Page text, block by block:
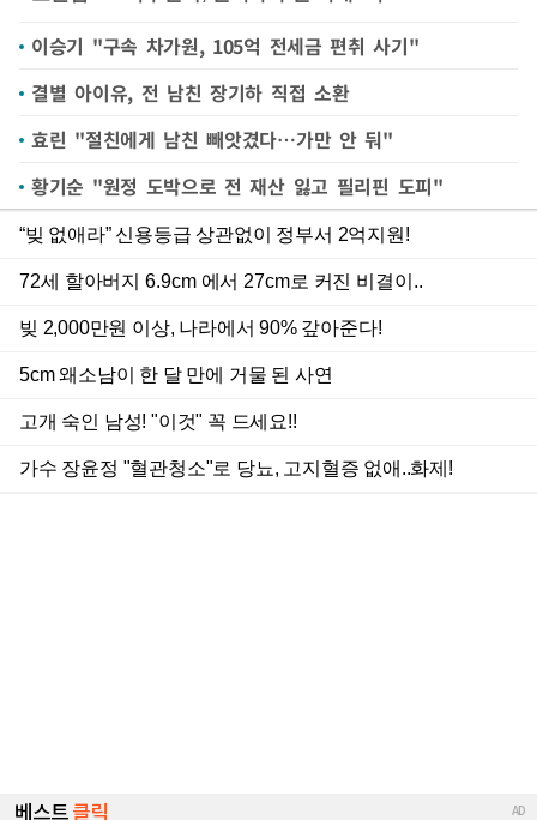
이승기 "구속 차가원, 105억 전세금 편취 사기"
결별 아이유, 전 남친 장기하 직접 소환
효린 "절친에게 남친 빼앗겼다…가만 안 둬"
황기순 "원정 도박으로 전 재산 잃고 필리핀 도피"